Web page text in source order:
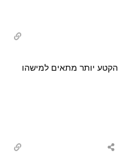
הקטע יותר מתאים למישהו